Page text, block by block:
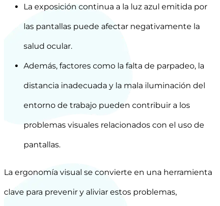
La exposición continua a la luz azul emitida por
las pantallas puede afectar negativamente la
salud ocular.
Además, factores como la falta de parpadeo, la
distancia inadecuada y la mala iluminación del
entorno de trabajo pueden contribuir a los
problemas visuales relacionados con el uso de
pantallas.
La ergonomía visual se convierte en una herramienta
clave para prevenir y aliviar estos problemas,